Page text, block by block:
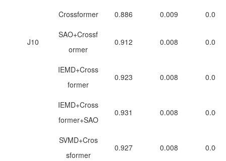
J10
Crossformer 0.886 0.009
0.012
SAO+Crossf
ormer
0.912 0.008 0.010
IEMD+Cross
former
0.923 0.008 0.010
IEMD+Cross
former+SAO
0.931 0.008 0.009
SVMD+Cros
sformer
0.927 0.008 0.009